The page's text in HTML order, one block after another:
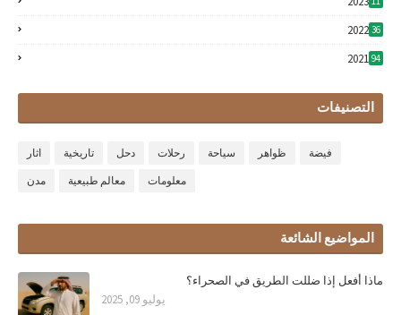
2022 36
2021 94
التصنيفات
اثار تاريخية دحل رحلات سياحة ظواهر فيضة
مدن معالم طبيعية معلومات
المواضيع الشائعة
ماذا أفعل إذا ضللت الطريق في الصحراء؟
يوليو 09, 2025